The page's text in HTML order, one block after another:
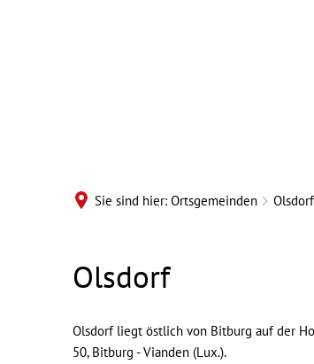
Sie sind hier: Ortsgemeinden Olsdorf
Ortsgemeinde
Olsdorf
Olsdorf
Olsdorf liegt östlich von Bitburg auf der
50, Bitburg - Vianden (Lux.).